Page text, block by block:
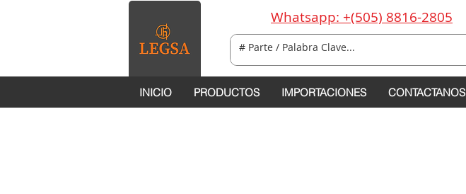
Whatsapp: +(505) 8816-2805
INICIO PRODUCTOS IMPORTACIONES CONTACTANOS